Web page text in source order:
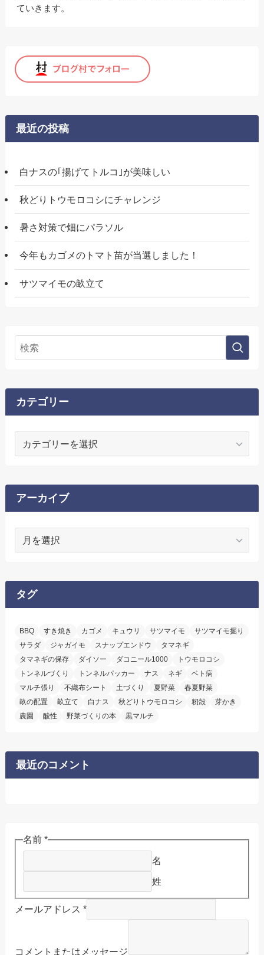
ていきます。
最近の投稿
白ナスの｢揚げてトルコ｣が美味しい
秋どりトウモロコシにチャレンジ
暑さ対策で畑にパラソル
今年もカゴメのトマト苗が当選しました！
サツマイモの畝立て
カテゴリー
リ
ー
アーカイブ
イ
ブ
タグ
BBQ すき焼き カゴメ キュウリ サツマイモ
サツマイモ掘り
サラダ
ジャガイモ スナップエンドウ
タマネギ
タマネギの保存
ダイソー ダコニール1000
トウモロコシ
トンネルづくり
トンネルパッカー ナス ネギ
ベト病
マルチ張り
不織布シート 土づくり 夏野菜
春夏野菜
畝の配置
畝立て 白ナス 秋どりトウモロコシ 籾殻
芽かき
農園
酸性 野菜づくりの本 黒マルチ
最近のコメント
名前*
名
姓
メールアドレス *
コメントまたはメッセージ